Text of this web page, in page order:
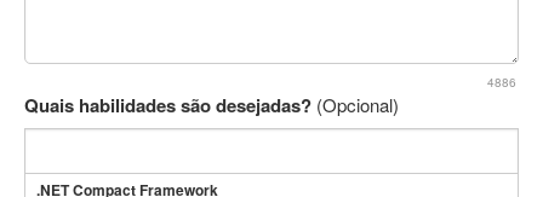
4886
Quais habilidades são desejadas? (Opcional)
.NET Compact Framework